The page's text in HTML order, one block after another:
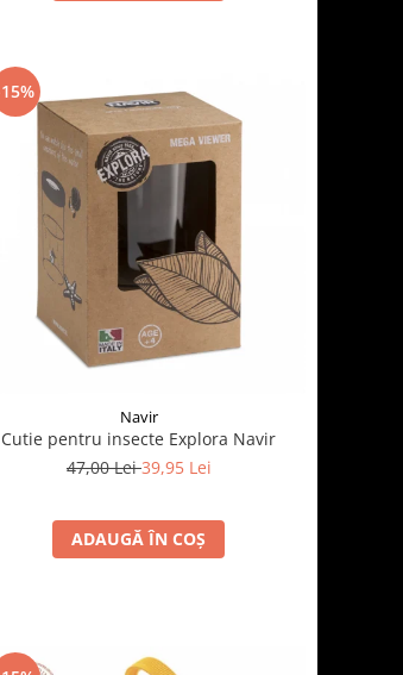
Navir
Cutie pentru insecte Explora Navir
47,00 Lei39,95 Lei
ADAUGĂ ÎN COȘ